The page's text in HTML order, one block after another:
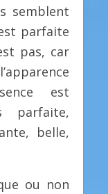
semblent
parfaite
pas, car
est
parfaite,
belle,
ou non